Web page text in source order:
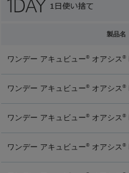
製品名
ワンデー アキュビュー® オアシス ®
ワンデー アキュビュー® オアシス ®
ワンデー アキュビュー® オアシス ®
ワンデー アキュビュー® オアシス ®